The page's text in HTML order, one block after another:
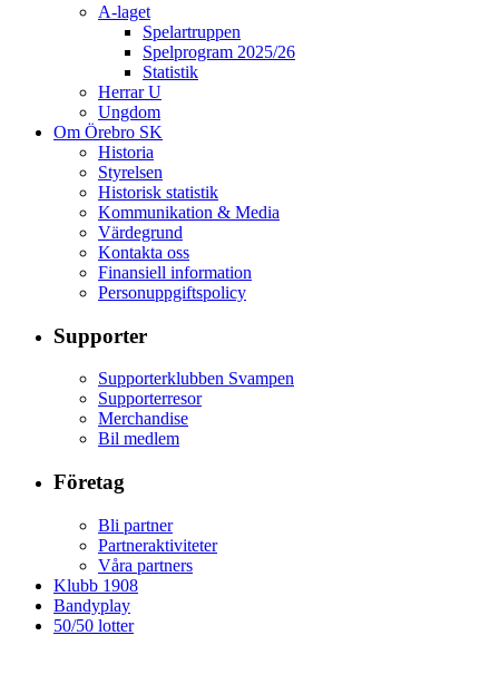
A-laget
Spelartruppen
Spelprogram 2025/26
Statistik
Herrar U
Ungdom
Om Örebro SK
Historia
Styrelsen
Historisk statistik
Kommunikation & Media
Värdegrund
Kontakta oss
Finansiell information
Personuppgiftspolicy
Supporter
Supporterklubben Svampen
Supporterresor
Merchandise
Bil medlem
Företag
Bli partner
Partneraktiviteter
Våra partners
Klubb 1908
Bandyplay
50/50 lotter